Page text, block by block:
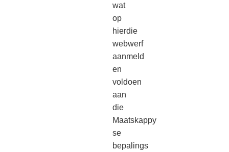
wat
op
hierdie
webwerf
aanmeld
en
voldoen
aan
die
Maatskappy
se
bepalings